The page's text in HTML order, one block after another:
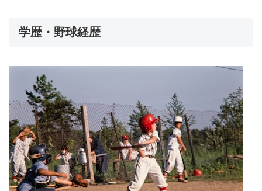
学歴・野球経歴